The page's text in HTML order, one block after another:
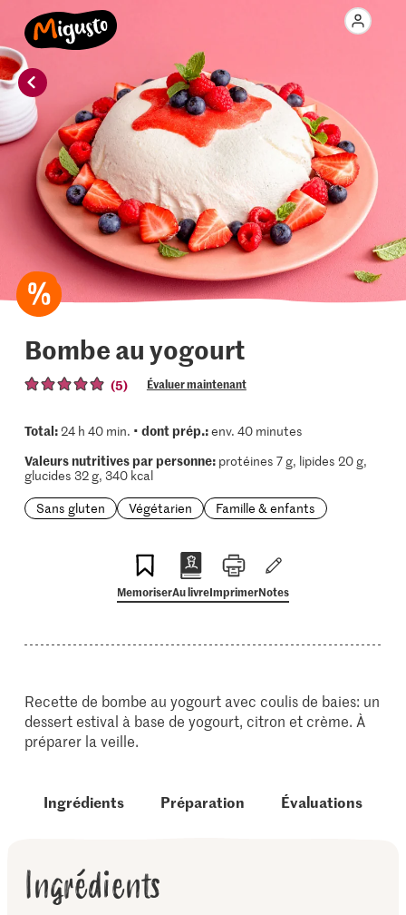
Bombe au yogourt
(5) Évaluer maintenant
Total:24 h 40 min. • dont prép.:env. 40 minutes
Valeurs nutritives par personne:protéines 7 g, lipides 20 g,
glucides 32 g, 340 kcal
Sans gluten
Végétarien Famille & enfants
MemoriserAu livreImprimerNotes
Recette de bombe au yogourt avec coulis de baies: un
dessert estival à base de yogourt, citron et crème. À
préparer la veille.
Ingrédients Préparation Évaluations
Ingrédients